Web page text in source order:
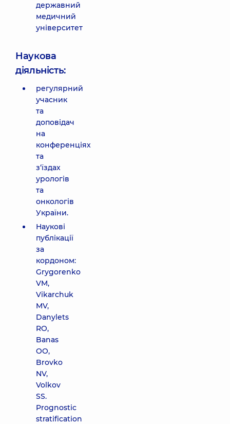
державний
медичний
університет
Наукова
діяльність:
регулярний
учасник
та
доповідач
на
конференціях
та
з‘їздах
урологів
та
онкологів
України.
Наукові
публікації
за
кордоном:
Grygorenko
VM,
Vikarchuk
MV,
Danylets
RO,
Banas
OO,
Brovko
NV,
Volkov
SS.
Prognostic
stratification